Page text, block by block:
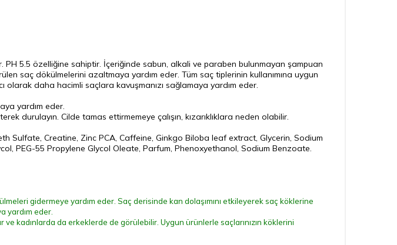
5.5 özelliğine sahiptir. İçeriğinde sabun, alkali ve paraben bulunmayan şampuan
saç dökülmelerini azaltmaya yardım eder. Tüm saç tiplerinin kullanımına uygun
olarak daha hacimli saçlara kavuşmanızı sağlamaya yardım eder.
yardım eder.
durulayın. Cilde tamas ettirmemeye çalışın, kızarıklıklara neden olabilir.
Sulfate, Creatine, Zinc PCA, Caffeine, Ginkgo Biloba leaf extract, Glycerin, Sodium
PEG-55 Propylene Glycol Oleate, Parfum, Phenoxyethanol, Sodium Benzoate.
gidermeye yardım eder. Saç derisinde kan dolaşımını etkileyerek saç köklerine
yardım eder.
kadınlarda da erkeklerde de görülebilir. Uygun ürünlerle saçlarınızın köklerini